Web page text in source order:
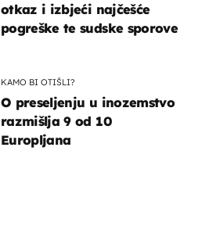
otkaz i izbjeći najčešće
pogreške te sudske sporove
KAMO BI OTIŠLI?
O preseljenju u inozemstvo
razmišlja 9 od 10
Europljana